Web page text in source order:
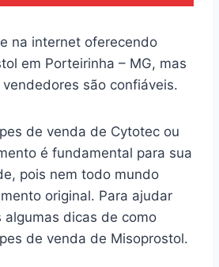
na internet oferecendo
em Porteirinha – MG, mas
são confiáveis.
de venda de Cytotec ou
é fundamental para sua
pois nem todo mundo
original. Para ajudar
algumas dicas de como
de venda de Misoprostol.